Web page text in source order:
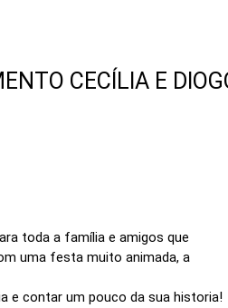
CECÍLIA E
toda a família e amigos que
uma festa muito animada, a
e contar um pouco da sua historia!